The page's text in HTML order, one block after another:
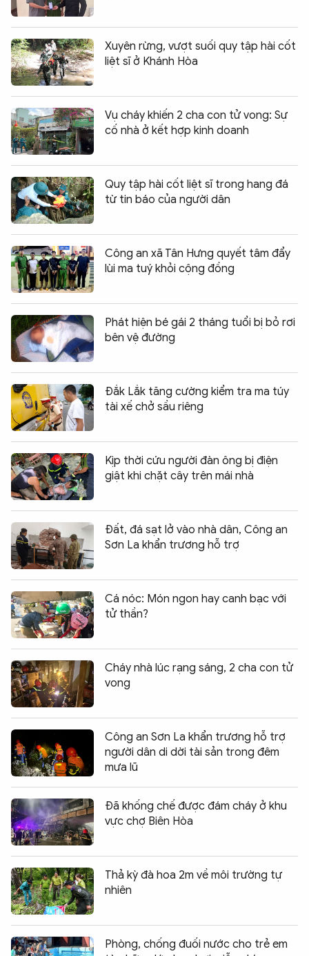
Xuyên rừng, vượt suối quy tập hài cốt
liệt sĩ ở Khánh Hòa
Vụ cháy khiến 2 cha con tử vong: Sự
cố nhà ở kết hợp kinh doanh
Quy tập hài cốt liệt sĩ trong hang đá
từ tin báo của người dân
Công an xã Tân Hưng quyết tâm đẩy
lùi ma tuý khỏi cộng đồng
Phát hiện bé gái 2 tháng tuổi bị bỏ rơi
bên vệ đường
Đắk Lắk tăng cường kiểm tra ma túy
tài xế chở sầu riêng
Kịp thời cứu người đàn ông bị điện
giật khi chặt cây trên mái nhà
Đất, đá sạt lở vào nhà dân, Công an
Sơn La khẩn trương hỗ trợ
Cá nóc: Món ngon hay canh bạc với
tử thần?
Cháy nhà lúc rạng sáng, 2 cha con tử
vong
Công an Sơn La khẩn trương hỗ trợ
người dân di dời tài sản trong đêm
mưa lũ
Đã khống chế được đám cháy ở khu
vực chợ Biên Hòa
Thả kỳ đà hoa 2m về môi trường tự
nhiên
Phòng, chống đuối nước cho trẻ em